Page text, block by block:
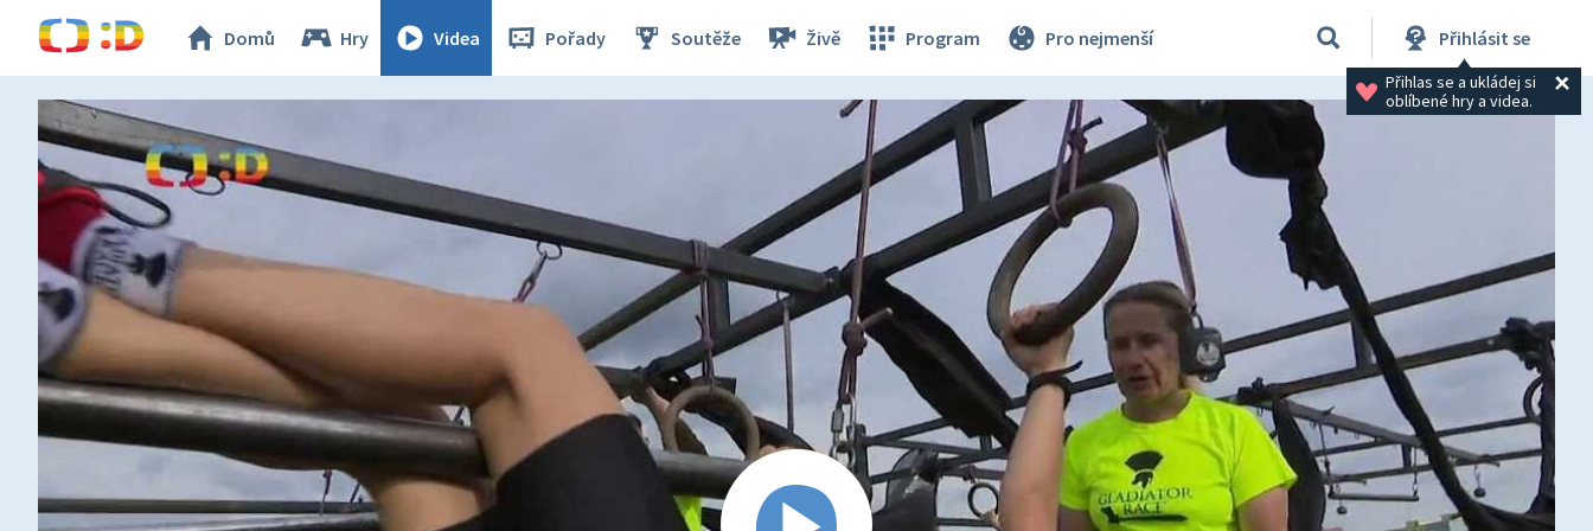
Domů Hry Videa Pořady Soutěže Živě Program Pro nejmenší Přihlásit se
Přihlas se a ukládej si
oblíbené hry a videa.